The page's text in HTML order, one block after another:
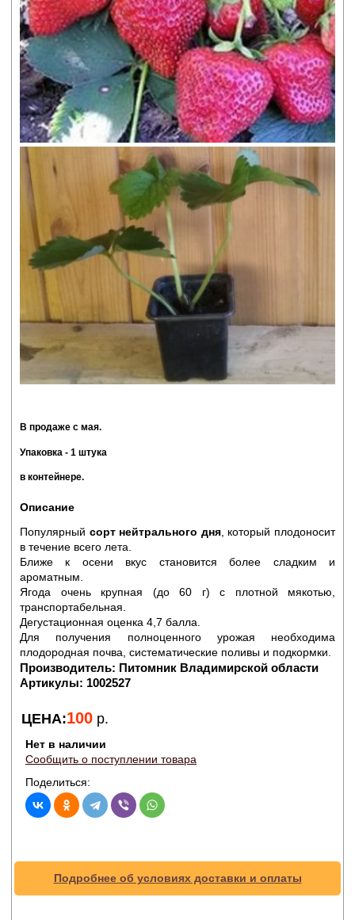
В продаже с мая.
Упаковка - 1 штука
в контейнере.
Описание
Популярный сорт нейтрального дня, который плодоносит
в течение всего лета.
Ближе к осени вкус становится более сладким и
ароматным.
Ягода очень крупная (до 60 г) с плотной мякотью,
транспортабельная.
Дегустационная оценка 4,7 балла.
Для получения полноценного урожая необходима
плодородная почва, систематические поливы и подкормки.
Производитель: Питомник Владимирской области
Артикулы: 1002527
ЦЕНА:100 р.
Нет в наличии
Сообщить о поступлении товара
Поделиться:
Подробнее об условиях доставки и оплаты